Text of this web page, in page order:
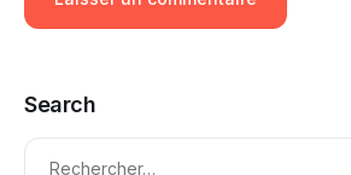
Search